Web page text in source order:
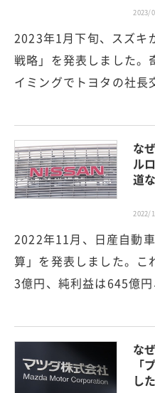
2023/
2023年1月下旬、スズキ
戦略」を発表しました。
イミングでトヨタの社
な
ル
道
2022/
2022年11月、日産自動
算」を発表しました。
3億円、純利益は645億
な
「
し